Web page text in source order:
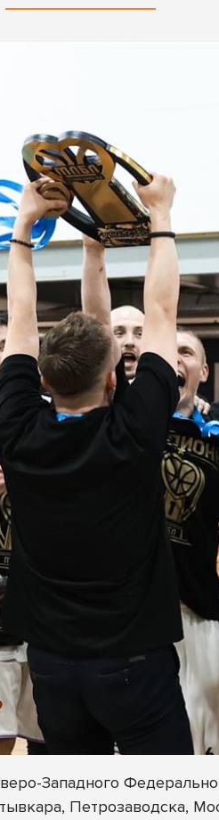
Западного
Петрозаводска,